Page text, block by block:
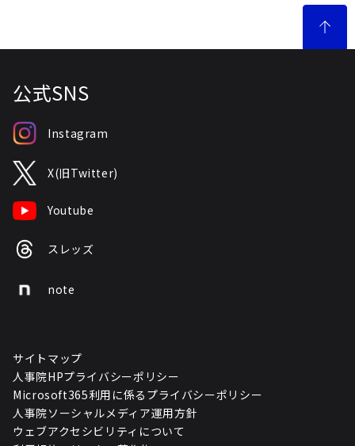
公式SNS
Instagram
X(旧Twitter)
Youtube
スレッズ
note
サイトマップ
人事院HPプライバシーポリシー
Microsoft365利用に係るプライバシーポリシー
人事院ソーシャルメディア運用方針
ウェブアクセシビリティについて